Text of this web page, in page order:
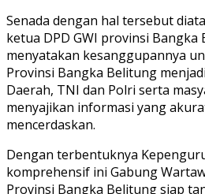
Senada dengan hal tersebut
ketua DPD GWI provinsi
menyatakan kesanggupannya
Provinsi Bangka Belitung
Daerah, TNI dan Polri serta
menyajikan informasi yang
mencerdaskan.
Dengan terbentuknya
komprehensif ini Gabung
Provinsi Bangka Belitung siap